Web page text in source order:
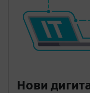
Нови